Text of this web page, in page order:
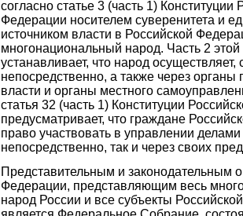
согласно статье 3 (часть 1) Конституции
Федерации носителем суверенитета и
источником власти в Российской
многонациональный народ. Часть 2 этой
устанавливает, что народ осуществляет,
непосредственно, а также через органы
власти и органы местного
статья 32 (часть 1) Конституции
предусматривает, что граждане
право участвовать в управлении делами
непосредственно, так и через своих
Представительным и законодательным
Федерации, представляющим весь
народ России и все субъекты